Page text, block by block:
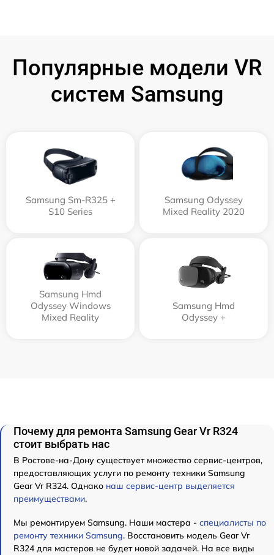
Популярные модели VR
систем Samsung
Samsung Sm-R325 +
S10 Series
Samsung Odyssey
Mixed Reality 2020
Samsung Hmd
Odyssey Windows
Mixed Reality
Samsung Hmd
Odyssey +
Почему для ремонта Samsung Gear Vr R324
стоит выбрать нас
В Ростове-на-Дону существует множество сервис-центров,
предоставляющих услуги по ремонту техники Samsung
Gear Vr R324. Однако наш сервис-центр выделяется
преимуществами.
Мы ремонтируем Samsung. Наши мастера - специалисты по
ремонту техники Samsung. Восстановить модель Gear Vr
R324 для мастеров не будет новой задачей. На все виды